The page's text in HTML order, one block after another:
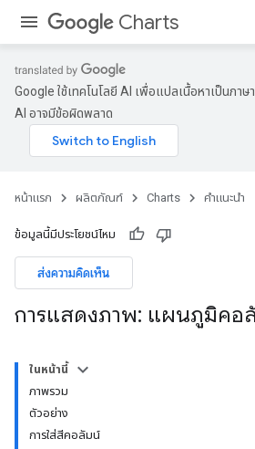
Charts
Google ใช้เทคโนโลยี AI เพื่อแปลเนื้อหาเป็นภา
AI อาจมีข้อผิดพลาด
หน้าแรก ผลิตภัณฑ์ Charts คำแนะนำ
ข้อมูลนี้มีประโยชน์ไหม
ส่งความคิดเห็น
การแสดงภาพ: แผนภูมิคอ
ในหน้านี้
ภาพรวม
ตัวอย่าง
การใส่สีคอลัมน์